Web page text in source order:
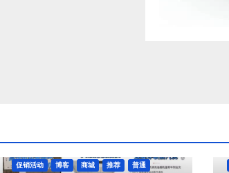
促销活动 博客 商城 推荐 普通